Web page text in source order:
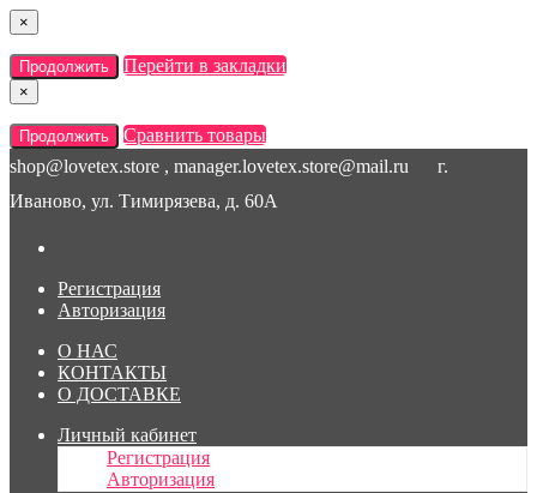
×
Продолжить Перейти в закладки
×
Продолжить
Сравнить товары
shop@lovetex.store , manager.lovetex.store@mail.ru
г.
Иваново, ул. Тимирязева, д. 60А
Регистрация
Авторизация
О НАС
КОНТАКТЫ
О ДОСТАВКЕ
Личный кабинет
Регистрация
Авторизация